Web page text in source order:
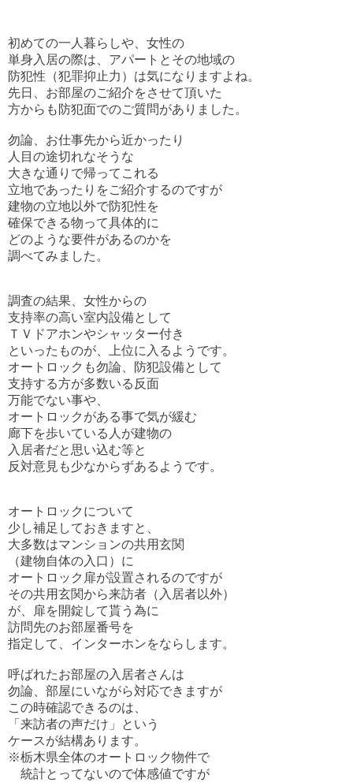
初めての一人暮らしや、女性の
単身入居の際は、アパートとその地域の
防犯性（犯罪抑止力）は気になりますよね。
先日、お部屋のご紹介をさせて頂いた
方からも防犯面でのご質問がありました。
勿論、お仕事先から近かったり
人目の途切れなそうな
大きな通りで帰ってこれる
立地であったりをご紹介するのですが
建物の立地以外で防犯性を
確保できる物って具体的に
どのような要件があるのかを
調べてみました。
調査の結果、女性からの
支持率の高い室内設備として
ＴＶドアホンやシャッター付き
といったものが、上位に入るようです。
オートロックも勿論、防犯設備として
支持する方が多数いる反面
万能でない事や、
オートロックがある事で気が緩む
廊下を歩いている人が建物の
入居者だと思い込む等と
反対意見も少なからずあるようです。
オートロックについて
少し補足しておきますと、
大多数はマンションの共用玄関
（建物自体の入口）に
オートロック扉が設置されるのですが
その共用玄関から来訪者（入居者以外）
が、扉を開錠して貰う為に
訪問先のお部屋番号を
指定して、インターホンをならします。
呼ばれたお部屋の入居者さんは
勿論、部屋にいながら対応できますが
この時確認できるのは、
「来訪者の声だけ」という
ケースが結構あります。
※栃木県全体のオートロック物件で
統計とってないので体感値ですが